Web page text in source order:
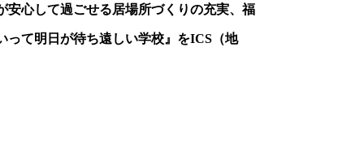
安心して過ごせる居場所づくりの充実、福
って明日が待ち遠しい学校』をICS （地